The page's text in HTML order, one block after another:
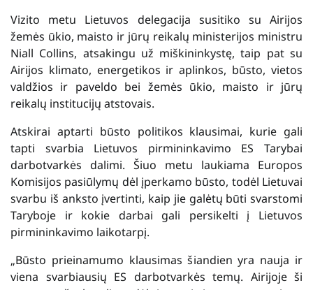
Vizito metu Lietuvos delegacija susitiko su Airijos
žemės ūkio, maisto ir jūrų reikalų ministerijos ministru
Niall Collins, atsakingu už miškininkystę, taip pat su
Airijos klimato, energetikos ir aplinkos, būsto, vietos
valdžios ir paveldo bei žemės ūkio, maisto ir jūrų
reikalų institucijų atstovais.
Atskirai aptarti būsto politikos klausimai, kurie gali
tapti svarbia Lietuvos pirmininkavimo ES Tarybai
darbotvarkės dalimi. Šiuo metu laukiama Europos
Komisijos pasiūlymų dėl įperkamo būsto, todėl Lietuvai
svarbu iš anksto įvertinti, kaip jie galėtų būti svarstomi
Taryboje ir kokie darbai gali persikelti į Lietuvos
pirmininkavimo laikotarpį.
„Būsto prieinamumo klausimas šiandien yra nauja ir
viena svarbiausių ES darbotvarkės temų. Airijoje ši